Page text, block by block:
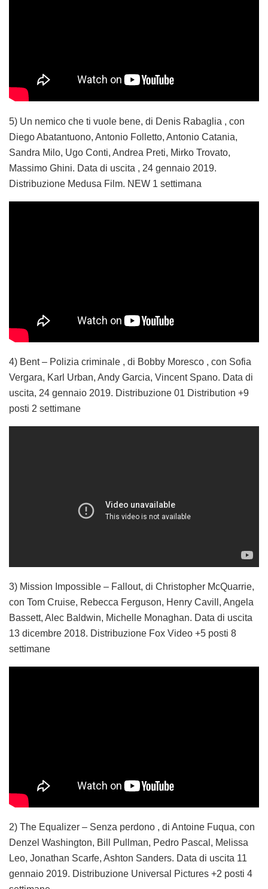
5) Un nemico che ti vuole bene, di Denis Rabaglia , con
Diego Abatantuono, Antonio Folletto, Antonio Catania,
Sandra Milo, Ugo Conti, Andrea Preti, Mirko Trovato,
Massimo Ghini. Data di uscita , 24 gennaio 2019.
Distribuzione Medusa Film. NEW 1 settimana
4) Bent – Polizia criminale , di Bobby Moresco , con Sofia
Vergara, Karl Urban, Andy Garcia, Vincent Spano. Data di
uscita, 24 gennaio 2019. Distribuzione 01 Distribution +9
posti 2 settimane
3) Mission Impossible – Fallout, di Christopher McQuarrie,
con Tom Cruise, Rebecca Ferguson, Henry Cavill, Angela
Bassett, Alec Baldwin, Michelle Monaghan. Data di uscita
13 dicembre 2018. Distribuzione Fox Video +5 posti 8
settimane
2) The Equalizer – Senza perdono , di Antoine Fuqua, con
Denzel Washington, Bill Pullman, Pedro Pascal, Melissa
Leo, Jonathan Scarfe, Ashton Sanders. Data di uscita 11
gennaio 2019. Distribuzione Universal Pictures +2 posti 4